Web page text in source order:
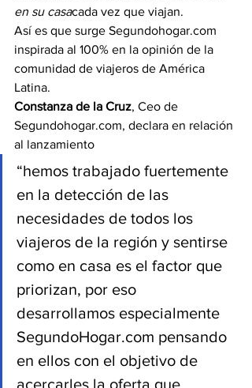
en su casacada vez que viajan.
Así es que surge Segundohogar.com
inspirada al 100% en la opinión de la
comunidad de viajeros de América
Latina.
Constanza de la Cruz, Ceo de
Segundohogar.com, declara en relación
al lanzamiento
“hemos trabajado fuertemente
en la detección de las
necesidades de todos los
viajeros de la región y sentirse
como en casa es el factor que
priorizan, por eso
desarrollamos especialmente
SegundoHogar.com pensando
en ellos con el objetivo de
acercarles la oferta que